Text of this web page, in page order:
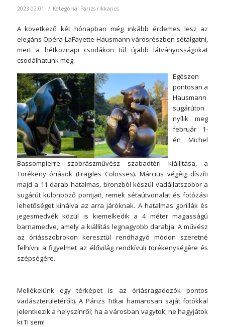
2023.02.01. / Kategória: Párizs rikkancs
A következő két hónapban még inkább érdemes lesz az
elegáns Opéra-LaFayette-Hausmann városrészben sétálgatni,
mert a hétköznapi csodákon túl újabb látványosságokat
csodálhatunk meg.
Egészen
pontosan a
Hausmann
sugárúton
nyílik meg
február 1-
én Michel
Bassompierre szobrászművész szabadtéri kiállítása, a
Törékeny óriások (Fragiles Colosses). Március végéig díszíti
majd a 11 darab hatalmas, bronzból készül vadállatszobor a
sugárút különböző pontjait, remek sétaútvonalat és fotózási
lehetőséget kínálva az arra járóknak. A hatalmas gorillák és
jegesmedvék közül is kiemelkedik a 4 méter magasságú
barnamedve, amely a kiállítás legnagyobb darabja. A művész
az óriásszobrokon keresztül rendhagyó módon szeretné
felhívni a figyelmet az élővilág rendkívüli törékenységére és
szépségére.
Mellékelünk egy térképet is az óriásragadozók pontos
vadászterületéről:). A Párizs Titkai hamarosan saját fotókkal
jelentkezik a helyszínről; ha a városban vagytok, ne hagyjátok
ki Ti sem!